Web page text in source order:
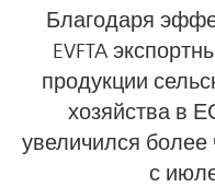
Благодаря
EVFTA
продукции
хозяйства в
увеличился
с